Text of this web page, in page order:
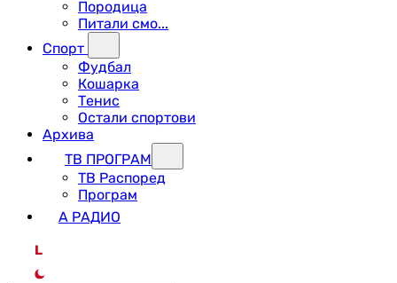
Породица
Питали смо...
Спорт
Фудбал
Кошарка
Тенис
Остали спортови
Архива
ТВ ПРОГРАМ
ТВ Распоред
Програм
А РАДИО
L